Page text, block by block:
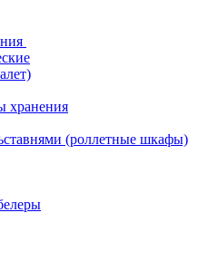
хранения
(роллетные шкафы)